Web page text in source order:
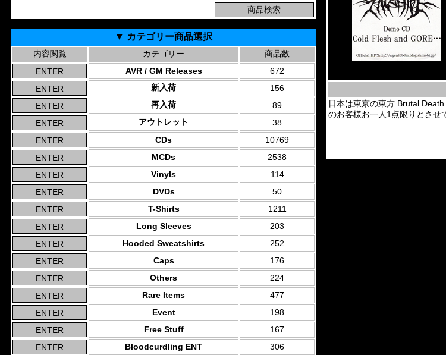
▼ カテゴリー商品選択
内容閲覧 カテゴリー
商品数
AVR / GM Releases
672
新入荷
156
再入荷
89
アウトレット
38
CDs
10769
MCDs
2538
Vinyls
114
DVDs
50
T-Shirts
1211
Long Sleeves
203
Hooded Sweatshirts
252
Caps
176
Others
224
Rare Items
477
Event
198
Free Stuff
167
Bloodcurdling ENT
306
日本は東京の東方 Brutal
のお客様お一人1点限りとさせ